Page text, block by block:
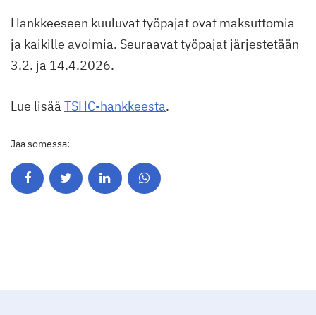
Hankkeeseen kuuluvat työpajat ovat maksuttomia
ja kaikille avoimia. Seuraavat työpajat järjestetään
3.2. ja 14.4.2026.
Lue lisää TSHC-hankkeesta.
Jaa somessa: